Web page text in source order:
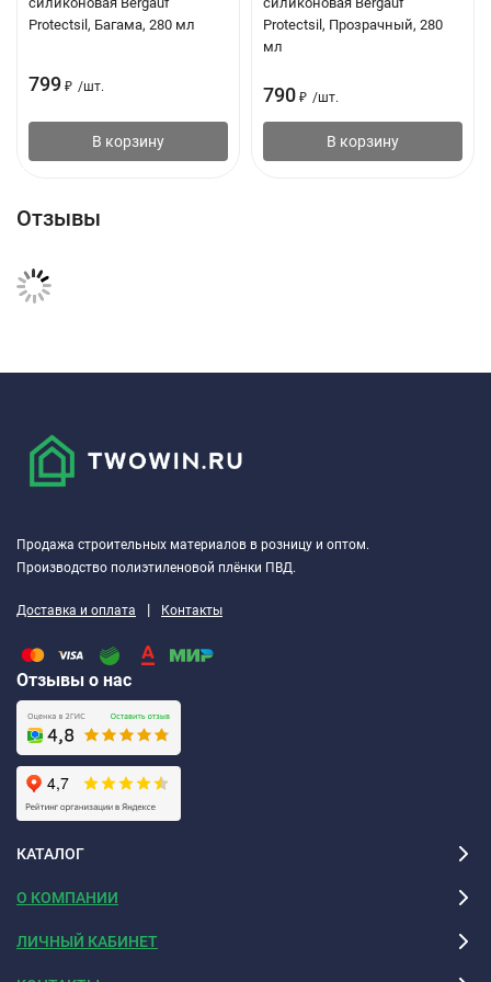
Protectsil, Багама, 280 мл
799 ₽ /шт.
В корзину
Protectsil, Прозрачный, 280
мл
790 ₽ /шт.
В корзину
Отзывы
Продажа строительных материалов в розницу и оптом.
Производство полиэтиленовой плёнки ПВД.
Доставка и оплата | Контакты
Отзывы о нас
КАТАЛОГ
О КОМПАНИИ
ЛИЧНЫЙ КАБИНЕТ